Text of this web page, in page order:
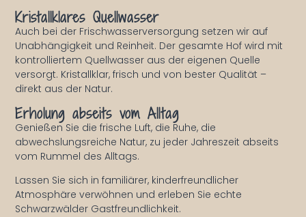
Kristallklares Quellwasser
Auch bei der Frischwasserversorgung setzen wir auf
Unabhängigkeit und Reinheit. Der gesamte Hof wird mit
kontrolliertem Quellwasser aus der eigenen Quelle
versorgt. Kristallklar, frisch und von bester Qualität –
direkt aus der Natur.
Erholung abseits vom Alltag
Genießen Sie die frische Luft, die Ruhe, die
abwechslungsreiche Natur, zu jeder Jahreszeit abseits
vom Rummel des Alltags.
Lassen Sie sich in familiärer, kinderfreundlicher
Atmosphäre verwöhnen und erleben Sie echte
Schwarzwälder Gastfreundlichkeit.